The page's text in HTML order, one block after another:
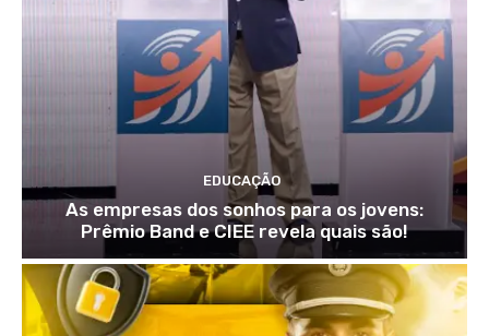
EDUCAÇÃO
As empresas dos sonhos para os jovens:
Prêmio Band e CIEE revela quais são!